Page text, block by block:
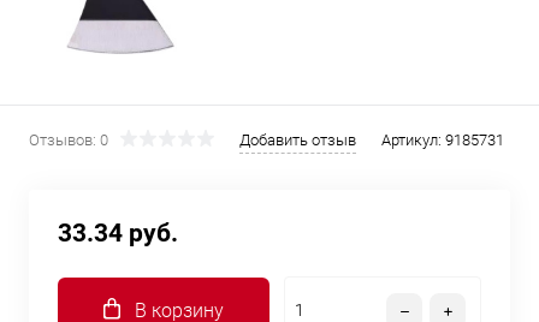
Отзывов: 0 Добавить отзыв Артикул: 9185731
33.34 руб.
В корзину